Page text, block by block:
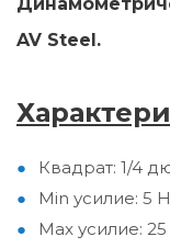
AV Steel.
Квадрат: 1/4
Min усилие: 5
Max усилие: